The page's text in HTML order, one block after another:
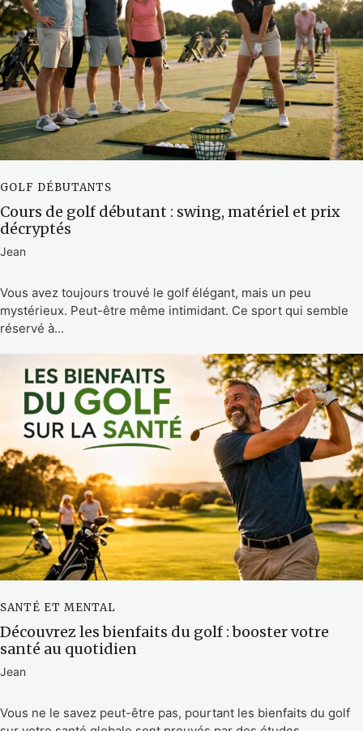
GOLF DÉBUTANTS
Cours de golf débutant : swing, matériel et prix
décryptés
Jean
Vous avez toujours trouvé le golf élégant, mais un peu
mystérieux. Peut-être même intimidant. Ce sport qui semble
réservé à...
SANTÉ ET MENTAL
Découvrez les bienfaits du golf : booster votre
santé au quotidien
Jean
Vous ne le savez peut-être pas, pourtant les bienfaits du golf